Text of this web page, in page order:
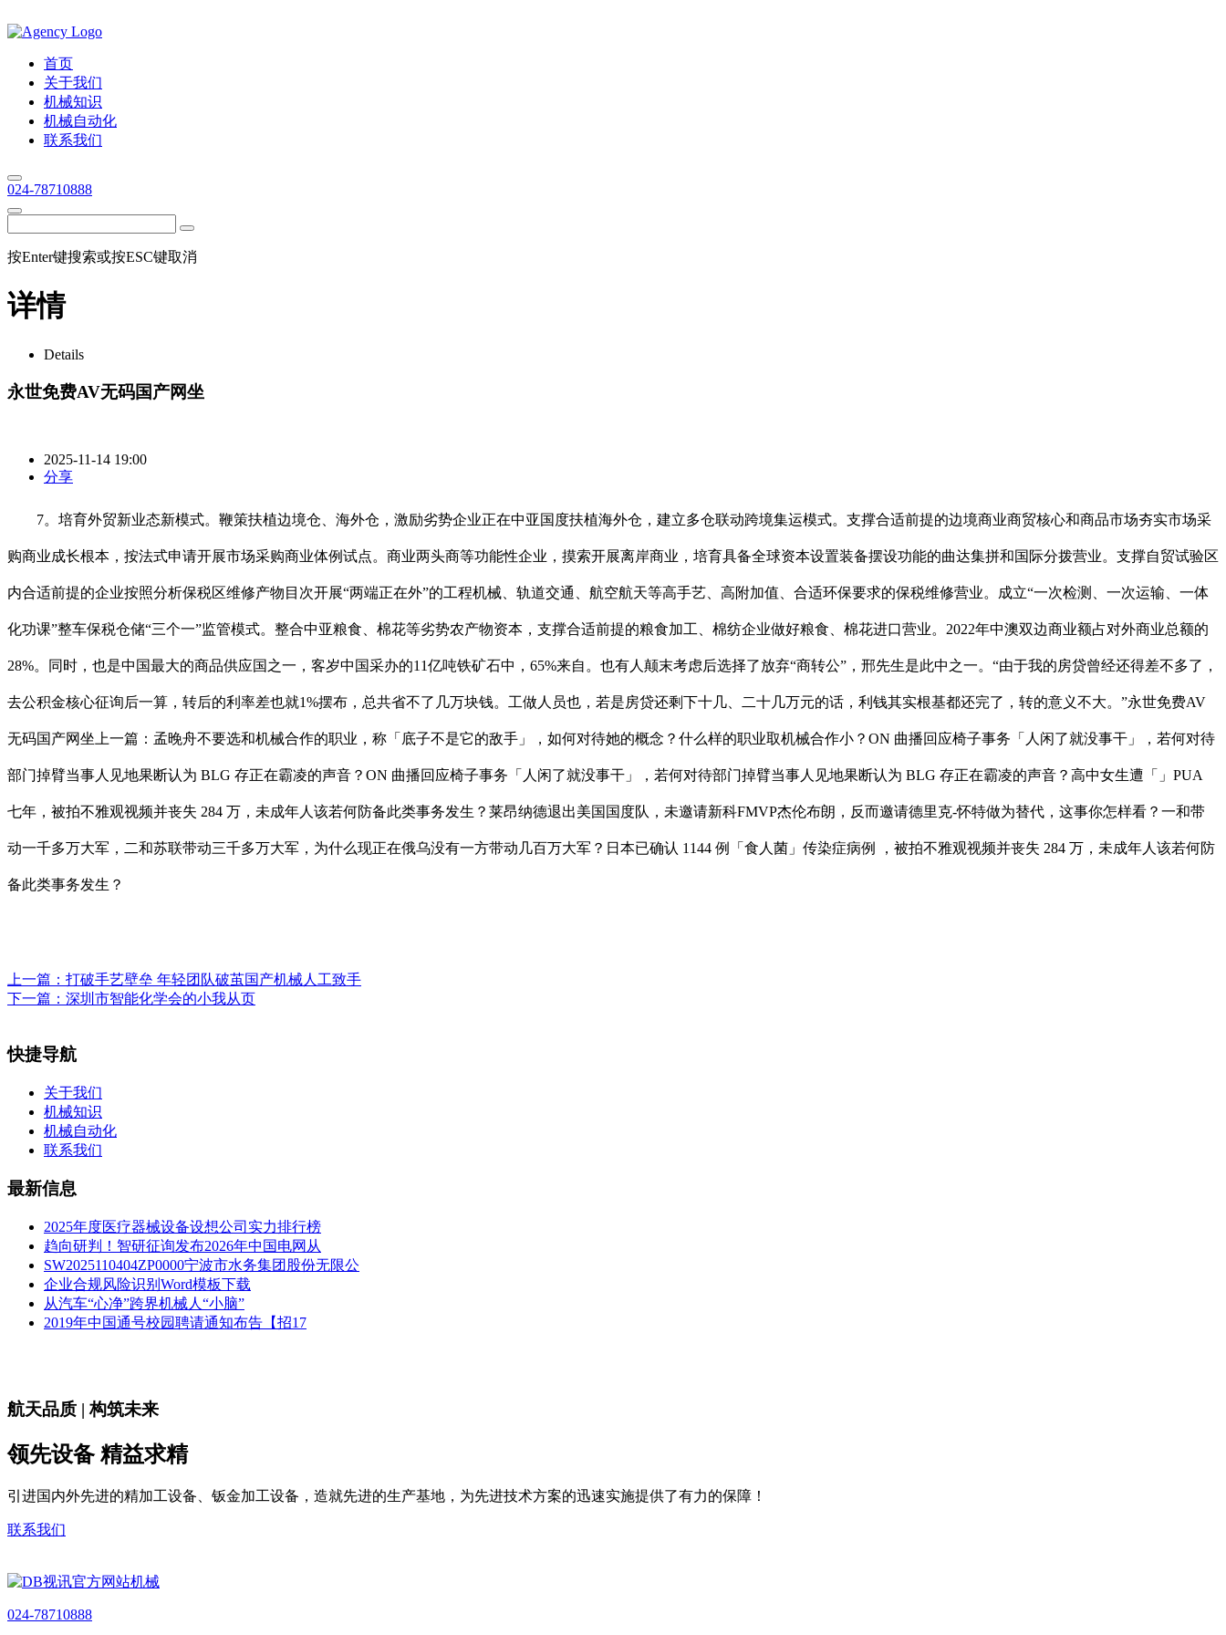
首页
关于我们
机械知识
机械自动化
联系我们
024-78710888
按Enter键搜索或按ESC键取消
详情
Details
永世免费AV无码国产网坐
2025-11-14 19:00
分享
7。培育外贸新业态新模式。鞭策扶植边境仓、海外仓，激励劣势企业正在中亚国度扶植海外仓，建立多仓联动跨境集运模式。支撑合适前提的边境商业商贸核心和商品市场夯实市场采
购商业成长根本，按法式申请开展市场采购商业体例试点。商业两头商等功能性企业，摸索开展离岸商业，培育具备全球资本设置装备摆设功能的曲达集拼和国际分拨营业。支撑自贸试验区
内合适前提的企业按照分析保税区维修产物目次开展“两端正在外”的工程机械、轨道交通、航空航天等高手艺、高附加值、合适环保要求的保税维修营业。成立“一次检测、一次运输、一体
化功课”整车保税仓储“三个一”监管模式。整合中亚粮食、棉花等劣势农产物资本，支撑合适前提的粮食加工、棉纺企业做好粮食、棉花进口营业。2022年中澳双边商业额占对外商业总额的
28%。同时，也是中国最大的商品供应国之一，客岁中国采办的11亿吨铁矿石中，65%来自。也有人颠末考虑后选择了放弃“商转公”，邢先生是此中之一。“由于我的房贷曾经还得差不多了，
去公积金核心征询后一算，转后的利率差也就1%摆布，总共省不了几万块钱。工做人员也，若是房贷还剩下十几、二十几万元的话，利钱其实根基都还完了，转的意义不大。”永世免费AV
无码国产网坐上一篇：孟晚舟不要选和机械合作的职业，称「底子不是它的敌手」，如何对待她的概念？什么样的职业取机械合作小？ON 曲播回应椅子事务「人闲了就没事干」，若何对待
部门掉臂当事人见地果断认为 BLG 存正在霸凌的声音？ON 曲播回应椅子事务「人闲了就没事干」，若何对待部门掉臂当事人见地果断认为 BLG 存正在霸凌的声音？高中女生遭「」PUA
七年，被拍不雅观视频并丧失 284 万，未成年人该若何防备此类事务发生？莱昂纳德退出美国国度队，未邀请新科FMVP杰伦布朗，反而邀请德里克-怀特做为替代，这事你怎样看？一和带
动一千多万大军，二和苏联带动三千多万大军，为什么现正在俄乌没有一方带动几百万大军？日本已确认 1144 例「食人菌」传染症病例 ，被拍不雅观视频并丧失 284 万，未成年人该若何防
备此类事务发生？
上一篇： 打破手艺壁垒 年轻团队破茧国产机械人工致手
下一篇： 深圳市智能化学会的小我从页
快捷导航
关于我们
机械知识
机械自动化
联系我们
最新信息
2025年度医疗器械设备设想公司实力排行榜
趋向研判！智研征询发布2026年中国电网从
SW2025110404ZP0000宁波市水务集团股份无限公
企业合规风险识别Word模板下载
从汽车“心净”跨界机械人“小脑”
2019年中国通号校园聘请通知布告【招17
航天品质 | 构筑未来
领先设备 精益求精
引进国内外先进的精加工设备、钣金加工设备，造就先进的生产基地，为先进技术方案的迅速实施提供了有力的保障！
联系我们
024-78710888